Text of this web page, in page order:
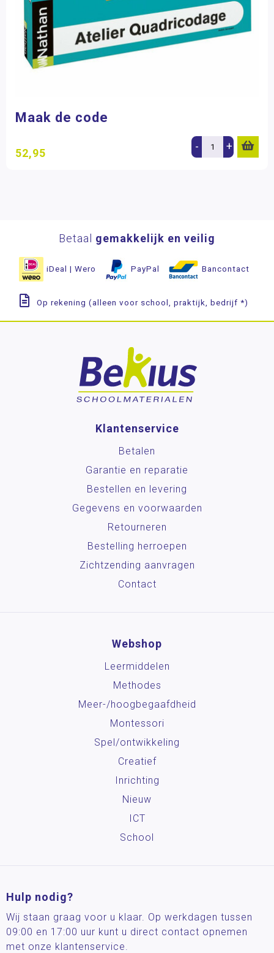
Maak de code
52,95 - +
Betaal gemakkelijk en veilig
iDeal | Wero PayPal Bancontact
Op rekening (alleen voor school, praktijk, bedrijf *)
Klantenservice
Betalen
Garantie en reparatie
Bestellen en levering
Gegevens en voorwaarden
Retourneren
Bestelling herroepen
Zichtzending aanvragen
Contact
Webshop
Leermiddelen
Methodes
Meer-/hoog­begaafdheid
Montessori
Spel/ontwikkeling
Creatief
Inrichting
Nieuw
ICT
School
Hulp nodig?
Wij staan graag voor u klaar. Op werkdagen tussen
09:00 en 17:00 uur kunt u direct contact opnemen
met onze klantenservice.